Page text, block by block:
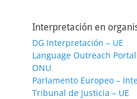
Interpretación en
DG Interpretación – UE
Language Outreach
ONU
Parlamento Europeo –
Tribunal de Justicia – UE